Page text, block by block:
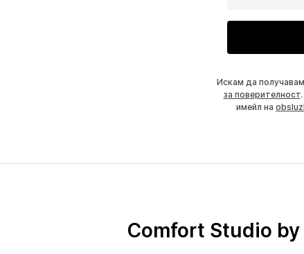
Искам да
за поверителност
имейл на
Comfort Studio